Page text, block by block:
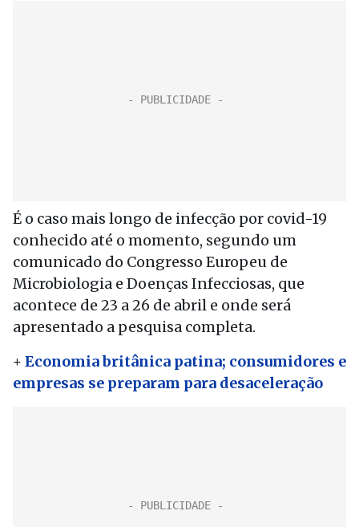
É o caso mais longo de infecção por covid-19
conhecido até o momento, segundo um
comunicado do Congresso Europeu de
Microbiologia e Doenças Infecciosas, que
acontece de 23 a 26 de abril e onde será
apresentado a pesquisa completa.
+ Economia britânica patina; consumidores e
empresas se preparam para desaceleração